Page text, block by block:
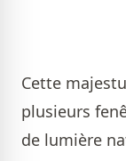
Cette
plusieurs
de lumière